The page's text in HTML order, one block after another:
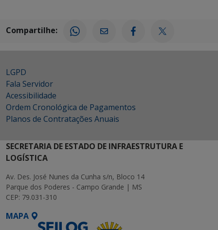
Compartilhe:
LGPD
Fala Servidor
Acessibilidade
Ordem Cronológica de Pagamentos
Planos de Contratações Anuais
SECRETARIA DE ESTADO DE INFRAESTRUTURA E
LOGÍSTICA
Av. Des. José Nunes da Cunha s/n, Bloco 14
Parque dos Poderes - Campo Grande | MS
CEP: 79.031-310
MAPA